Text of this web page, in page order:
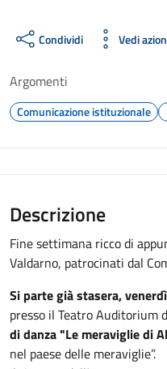
Condividi Vedi
Argomenti
Comunicazione istituzionale
Descrizione
Fine settimana ricco di
Valdarno, patrocinati dal
Si parte già stasera,
presso il Teatro Auditorium
di danza "Le meraviglie di
nel paese delle meraviglie”.